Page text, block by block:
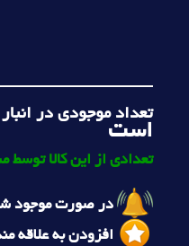
تعداد موجودی در
است
تعدادی از این کالا
در صورت موجود
افزودن به علاقه